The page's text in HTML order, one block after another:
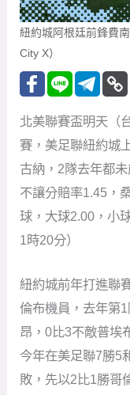
紐約城阿根廷前鋒費
City X）
北美聯賽盃明天（
賽，美足聯紐約城
古納，2隊去年都
不讓分賠率1.45，
球，大球2.00，小
1時20分）
紐約城前年打進聯
倫布機員，去年第
昂，0比3不敵普埃
今年在美足聯7勝5
敗，先以2比1勝哥